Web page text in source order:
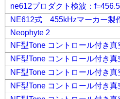
ne612プロダクト検波：
NE612式 455kHzマーカー製
Neophyte 2
NF型Tone コントロール付き
NF型Tone コントロール付
NF型Tone コントロール付き
NF型Tone コントロール付き